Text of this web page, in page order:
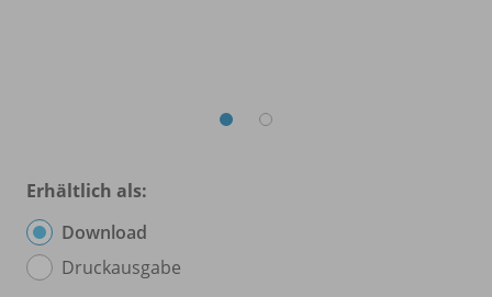
Erhältlich als:
Download
Druckausgabe